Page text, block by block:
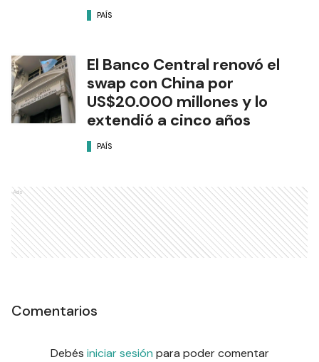
PAÍS
El Banco Central renovó el
swap con China por
US$20.000 millones y lo
extendió a cinco años
PAÍS
Ads
Comentarios
Debés iniciar sesión para poder comentar